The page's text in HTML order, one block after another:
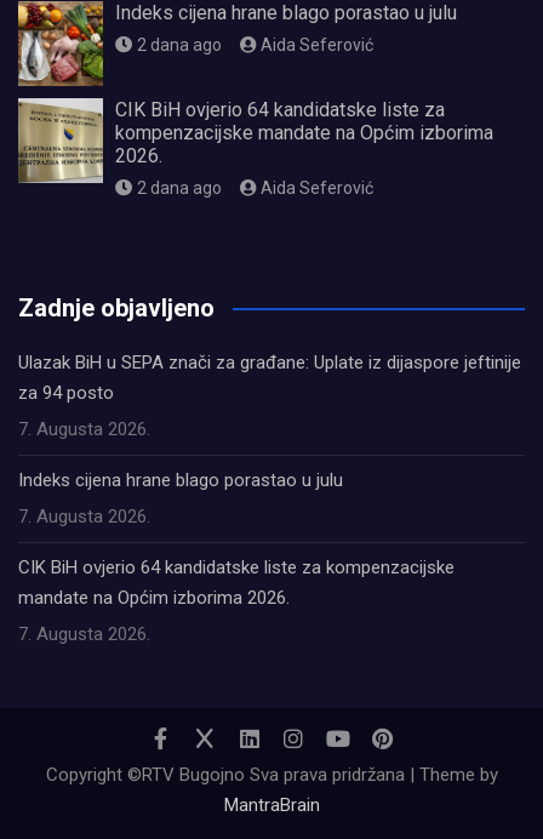
Indeks cijena hrane blago porastao u julu
2 dana ago Aida Seferović
CIK BiH ovjerio 64 kandidatske liste za
kompenzacijske mandate na Općim izborima
2026.
2 dana ago Aida Seferović
Zadnje objavljeno
Ulazak BiH u SEPA znači za građane: Uplate iz dijaspore jeftinije
za 94 posto
7. Augusta 2026.
Indeks cijena hrane blago porastao u julu
7. Augusta 2026.
CIK BiH ovjerio 64 kandidatske liste za kompenzacijske
mandate na Općim izborima 2026.
7. Augusta 2026.
Copyright ©RTV Bugojno Sva prava pridržana | Theme by
MantraBrain